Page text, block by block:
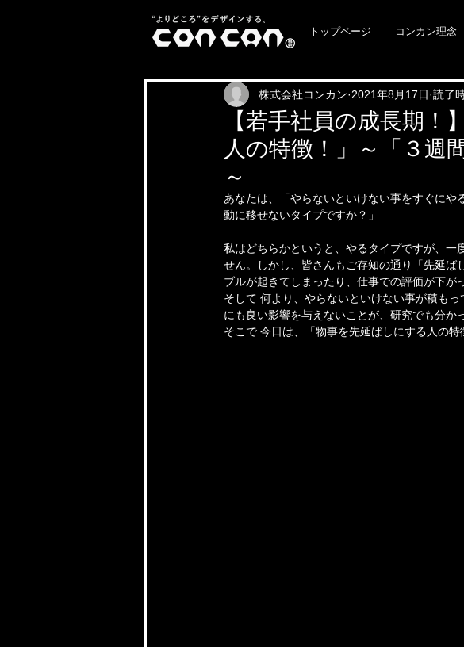
トップページ コンカン理念
【若手社員の成長期
人の特徴！」～「３週
～
株式会社コンカン 2021年8月17日 読了
あなたは、「やらないといけない事をすぐに
動に移せないタイプですか？」
私はどちらかというと、やるタイプですが、一
せん。しかし、皆さんもご存知の通り「先延ば
ブルが起きてしまったり、仕事での評価が下が
そして 何より、やらないといけない事が積も
にも良い影響を与えないことが、研究でも分か
そこで 今日は、「物事を先延ばしにする人の特